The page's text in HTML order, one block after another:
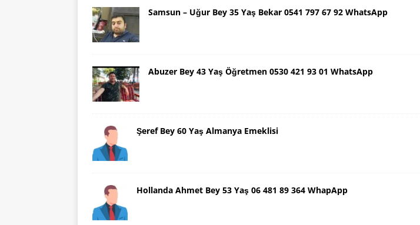
Samsun – Uğur Bey 35 Yaş Bekar 0541 797 67 92 WhatsApp
Abuzer Bey 43 Yaş Öğretmen 0530 421 93 01 WhatsApp
Şeref Bey 60 Yaş Almanya Emeklisi
Hollanda Ahmet Bey 53 Yaş 06 481 89 364 WhapApp